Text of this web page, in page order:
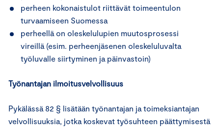
perheen kokonaistulot riittävät toimeentulon
turvaamiseen Suomessa
perheellä on oleskelulupien muutosprosessi
vireillä (esim. perheenjäsenen oleskeluluvalta
työluvalle siirtyminen ja päinvastoin)
Työnantajan ilmoitusvelvollisuus
Pykälässä 82 § lisätään työnantajan ja toimeksiantajan
velvollisuuksia, jotka koskevat työsuhteen päättymisestä